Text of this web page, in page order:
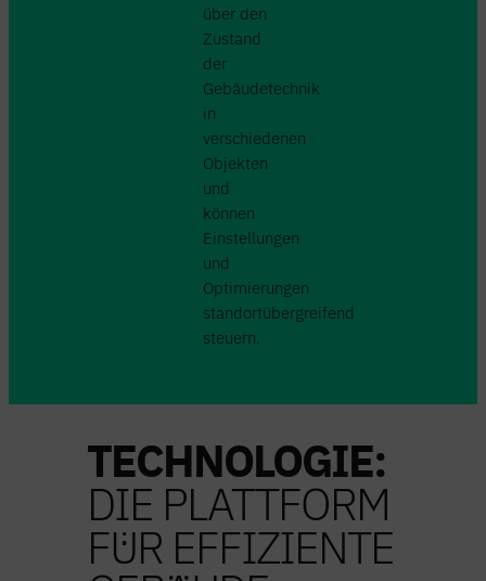
über den
Zustand
der
Gebäudetechnik
in
verschiedenen
Objekten
und
können
Einstellungen
und
Optimierungen
standortübergreifend
steuern.
TECHNOLOGIE:
DIE PLATTFORM
FÜR EFFIZIENTE